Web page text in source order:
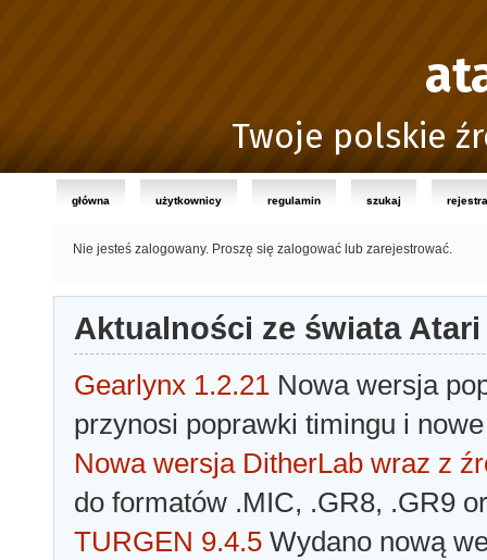
Twoje polskie
główna użytkownicy regulamin szukaj
Nie jesteś zalogowany. Proszę się zalogować lub zarejestrować.
Aktualności ze świata Atari
Gearlynx 1.2.21 Nowa wersja
przynosi poprawki timingu i
Nowa wersja DitherLab wraz z
do formatów .MIC, .GR8, .GR9
TURGEN 9.4.5 Wydano nową